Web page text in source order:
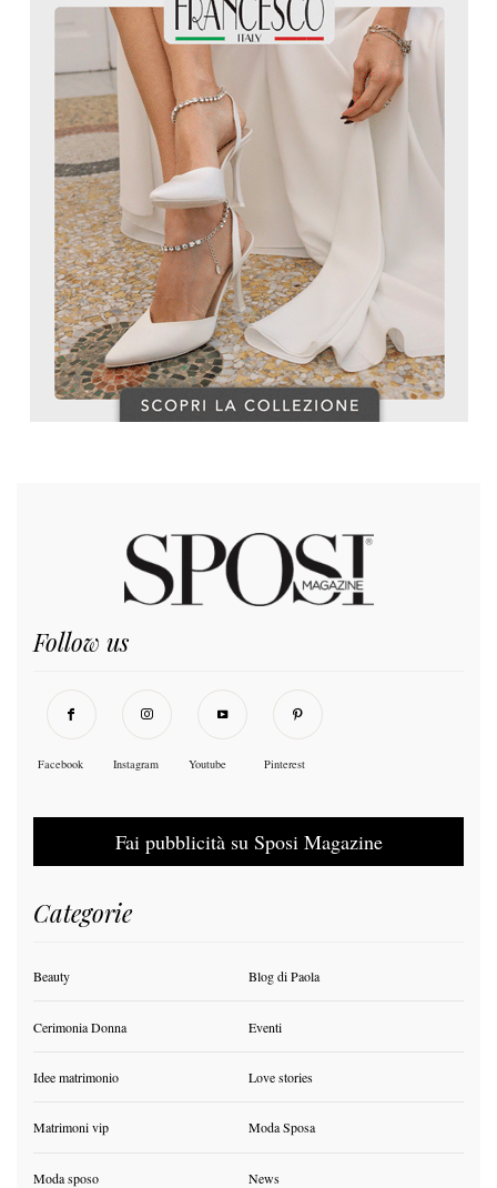
Follow us
Facebook Instagram Youtube Pinterest
Fai pubblicità su Sposi Magazine
Categorie
Beauty Blog di Paola
Cerimonia Donna Eventi
Idee matrimonio Love stories
Matrimoni vip Moda Sposa
Moda sposo News